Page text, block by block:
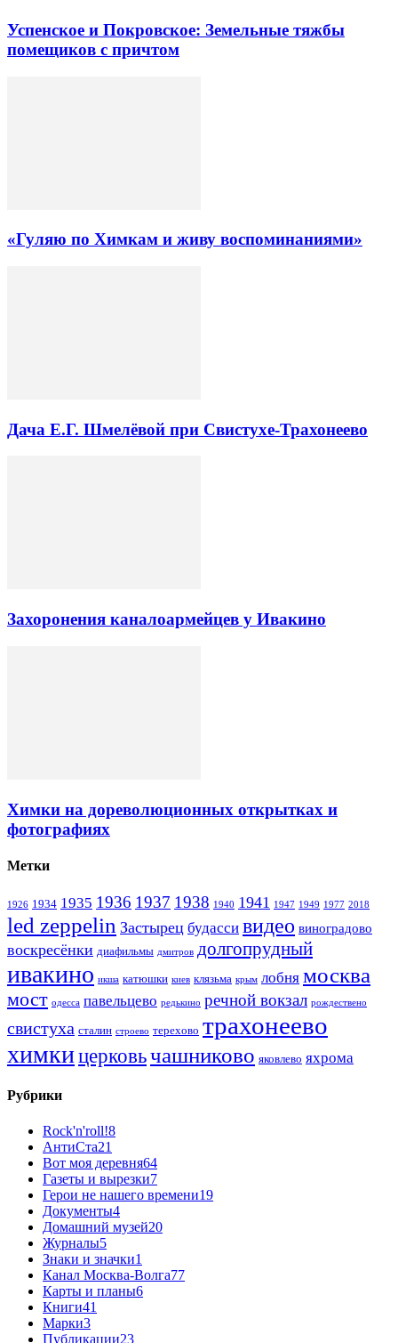
Успенское и Покровское: Земельные тяжбы
помещиков с причтом
«Гуляю по Химкам и живу воспоминаниями»
Дача Е.Г. Шмелёвой при Свистухе-Трахонеево
Захоронения каналоармейцев у Ивакино
Химки на дореволюционных открытках и
фотографиях
Метки
1926 1934 1935 1936 1937 1938 1940 1941 1947 1949 1977 2018
led zeppelin Застырец будасси видео виноградово
воскресёнки диафильмы дмитров долгопрудный
ивакино икша катюшки киев клязьма крым лобня москва
мост одесса павельцево редькино речной вокзал рождествено
свистуха сталин строево терехово трахонеево
химкицерковьчашниково яковлево яхрома
Рубрики
Rock'n'roll!8
АнтиСта21
Вот моя деревня64
Газеты и вырезки7
Герои не нашего времени19
Документы4
Домашний музей20
Журналы5
Знаки и значки1
Канал Москва-Волга77
Карты и планы6
Книги41
Марки3
Публикации23